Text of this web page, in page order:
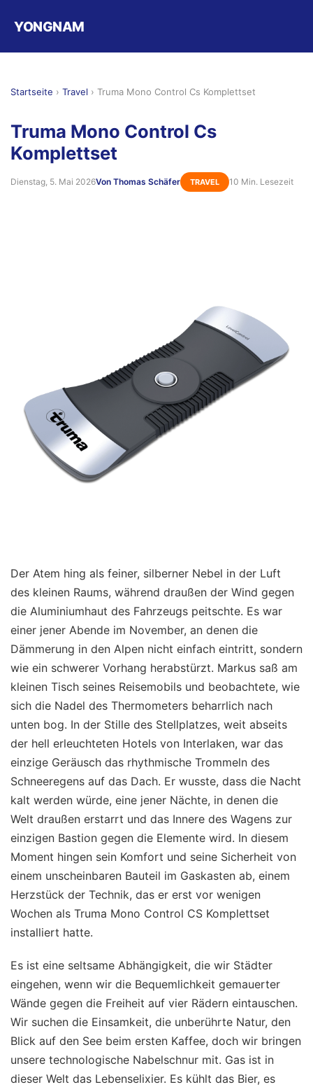
YONGNAM
Startseite › Travel › Truma Mono Control Cs Komplettset
Truma Mono Control Cs
Komplettset
Dienstag, 5. Mai 2026Von Thomas Schäfer TRAVEL 10 Min. Lesezeit
Der Atem hing als feiner, silberner Nebel in der Luft
des kleinen Raums, während draußen der Wind gegen
die Aluminiumhaut des Fahrzeugs peitschte. Es war
einer jener Abende im November, an denen die
Dämmerung in den Alpen nicht einfach eintritt, sondern
wie ein schwerer Vorhang herabstürzt. Markus saß am
kleinen Tisch seines Reisemobils und beobachtete, wie
sich die Nadel des Thermometers beharrlich nach
unten bog. In der Stille des Stellplatzes, weit abseits
der hell erleuchteten Hotels von Interlaken, war das
einzige Geräusch das rhythmische Trommeln des
Schneeregens auf das Dach. Er wusste, dass die Nacht
kalt werden würde, eine jener Nächte, in denen die
Welt draußen erstarrt und das Innere des Wagens zur
einzigen Bastion gegen die Elemente wird. In diesem
Moment hingen sein Komfort und seine Sicherheit von
einem unscheinbaren Bauteil im Gaskasten ab, einem
Herzstück der Technik, das er erst vor wenigen
Wochen als Truma Mono Control CS Komplettset
installiert hatte.
Es ist eine seltsame Abhängigkeit, die wir Städter
eingehen, wenn wir die Bequemlichkeit gemauerter
Wände gegen die Freiheit auf vier Rädern eintauschen.
Wir suchen die Einsamkeit, die unberührte Natur, den
Blick auf den See beim ersten Kaffee, doch wir bringen
unsere technologische Nabelschnur mit. Gas ist in
dieser Welt das Lebenselixier. Es kühlt das Bier, es